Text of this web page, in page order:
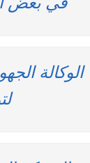
الوكالة